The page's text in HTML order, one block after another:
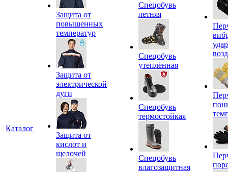
Каталог
Защита от
повышенных
температур
Защита от
электрической
дуги
Защита от
кислот и
щелочей
Спецобувь
летняя
Спецобувь
утеплённая
Спецобувь
термостойкая
Спецобувь
влагозащитная